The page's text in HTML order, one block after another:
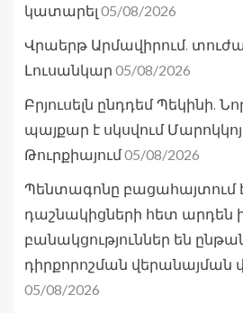
կատարել 05/08/2026
Վրաերթ Արմավիրում.
Լուսանկար 05/08/2026
Բրյուսելն ընդդեմ Պեկինի.
պայքար է սկսվում
Թուրքիայում05/08/2026
Պենտագոնը բացահայտում
դաշնակիցների հետ արդեն
բանակցություններ են
դիրքորոշման վերանայման
05/08/2026